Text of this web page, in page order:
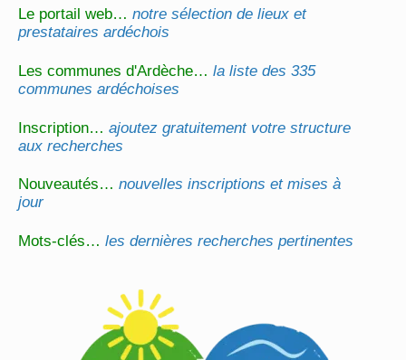
Le portail web…notre sélection de lieux et
prestataires ardéchois
Les communes d'Ardèche…la liste des 335
communes ardéchoises
Inscription…ajoutez gratuitement votre structure
aux recherches
Nouveautés…nouvelles inscriptions et mises à
jour
Mots-clés…les dernières recherches pertinentes